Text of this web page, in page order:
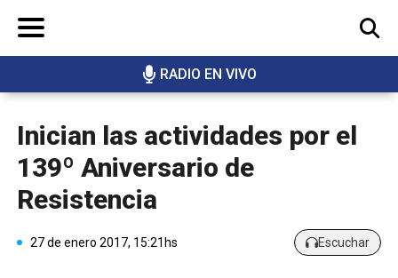
RADIO EN VIVO
BUSCAR
Inician las actividades por el
139º Aniversario de
Resistencia
27 de enero 2017, 15:21hs Escuchar